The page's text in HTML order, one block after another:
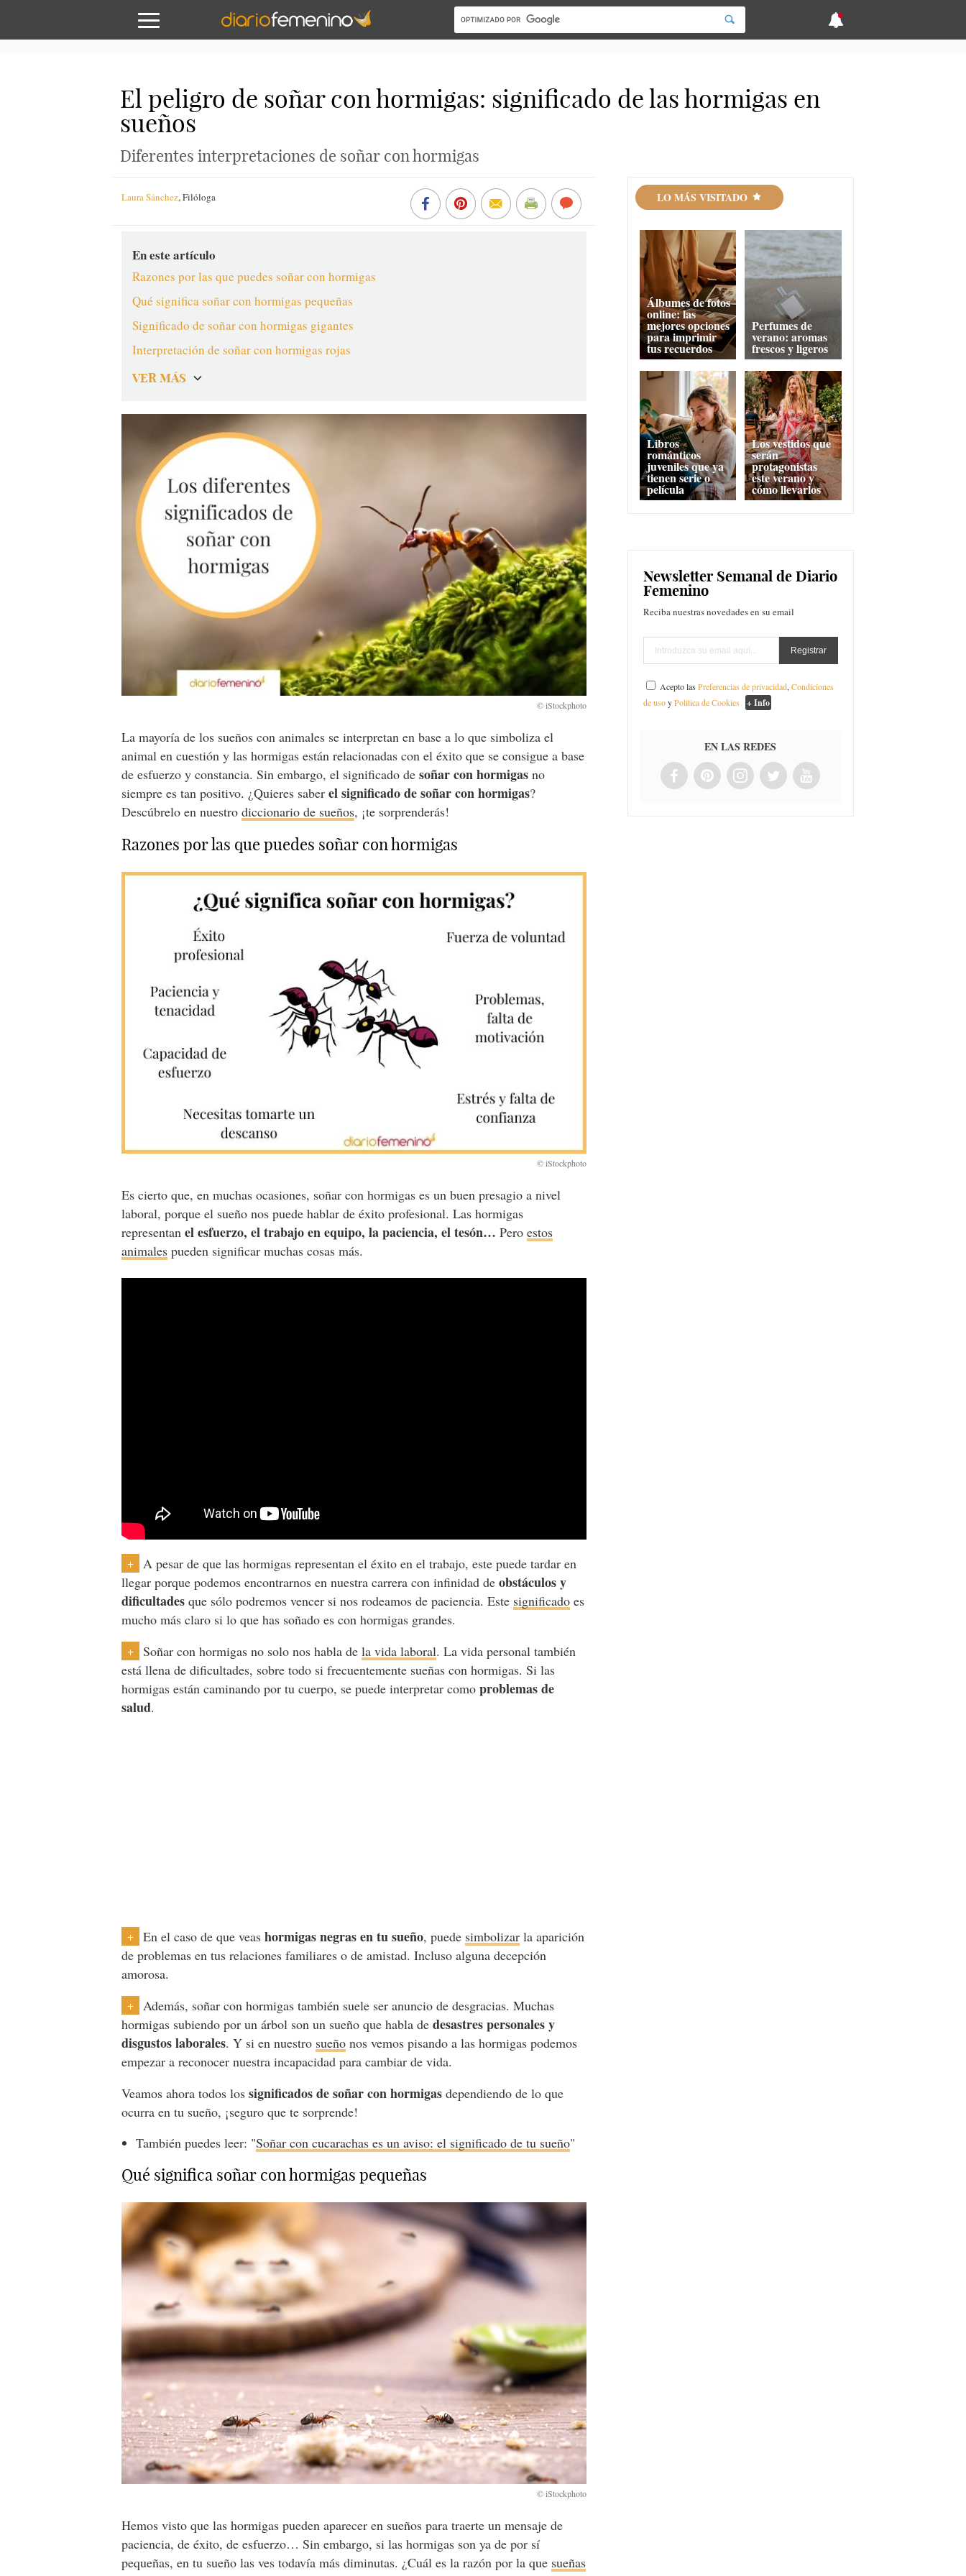
El peligro de soñar con hormigas: significado de las hormigas en
sueños
Diferentes interpretaciones de soñar con hormigas
Laura Sánchez,Filóloga
En este artículo
Razones por las que puedes soñar con hormigas
Qué significa soñar con hormigas pequeñas
Significado de soñar con hormigas gigantes
Interpretación de soñar con hormigas rojas
La mayoría de los sueños con animales se interpretan en base a lo que simboliza el
animal en cuestión y las hormigas están relacionadas con el éxito que se consigue a base
de esfuerzo y constancia. Sin embargo, el significado desoñar con hormigas no
siempre es tan positivo. ¿Quieres saberel significado de soñar con hormigas?
Descúbrelo en nuestrodiccionario de sueños, ¡te sorprenderás!
Razones por las que puedes soñar con hormigas
Es cierto que, en muchas ocasiones, soñar con hormigas es un buen presagio a nivel
laboral, porque el sueño nos puede hablar de éxito profesional. Las hormigas
representanel esfuerzo, el trabajo en equipo, la paciencia, el tesón…Peroestos
animales pueden significar muchas cosas más.
+
A pesar de que las hormigas representan el éxito en el trabajo, este puede tardar en
llegar porque podemos encontrarnos en nuestra carrera con infinidad deobstáculos y
dificultades que sólo podremos vencer si nos rodeamos de paciencia. Este significado es
mucho más claro si lo que has soñado es con hormigas grandes.
+ Soñar con hormigas no solo nos habla dela vida laboral. La vida personal también
está llena de dificultades, sobre todo si frecuentemente sueñas con hormigas. Si las
hormigas están caminando por tu cuerpo, se puede interpretar comoproblemas de
salud.
+ En el caso de que veashormigas negras en tu sueño, puede simbolizar la aparición
de problemas en tus relaciones familiares o de amistad. Incluso alguna decepción
amorosa.
+
Además, soñar con hormigas también suele ser anuncio de desgracias. Muchas
hormigas subiendo por un árbol son un sueño que habla dedesastres personales y
disgustos laborales. Y si en nuestro sueño nos vemos pisando a las hormigas podemos
empezar a reconocer nuestra incapacidad para cambiar de vida.
Veamos ahora todos lossignificados de soñar con hormigas dependiendo de lo que
ocurra en tu sueño, ¡seguro que te sorprende!
También puedes leer: "Soñar con cucarachas es un aviso: el significado de tu sueño"
Qué significa soñar con hormigas pequeñas
Hemos visto que las hormigas pueden aparecer en sueños para traerte un mensaje de
paciencia, de éxito, de esfuerzo… Sin embargo, si las hormigas son ya de por sí
pequeñas, en tu sueño las ves todavía más diminutas. ¿Cuál es la razón por la que sueñas
LO MÁS VISITADO
Álbumes de fotos
online: las
mejores opciones
para imprimir
tus recuerdos
Perfumes de
verano: aromas
frescos y ligeros
Libros
románticos
juveniles que ya
tienen serie o
película
Los vestidos que
serán
protagonistas
este verano y
cómo llevarlos
Newsletter Semanal de Diario
Femenino
Reciba nuestras novedades en su email
Acepto lasPreferencias de privacidad,Condiciones
de usoyPolítica de Cookies + Info
EN LAS REDES